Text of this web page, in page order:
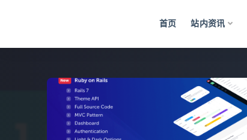
首页 站内资讯